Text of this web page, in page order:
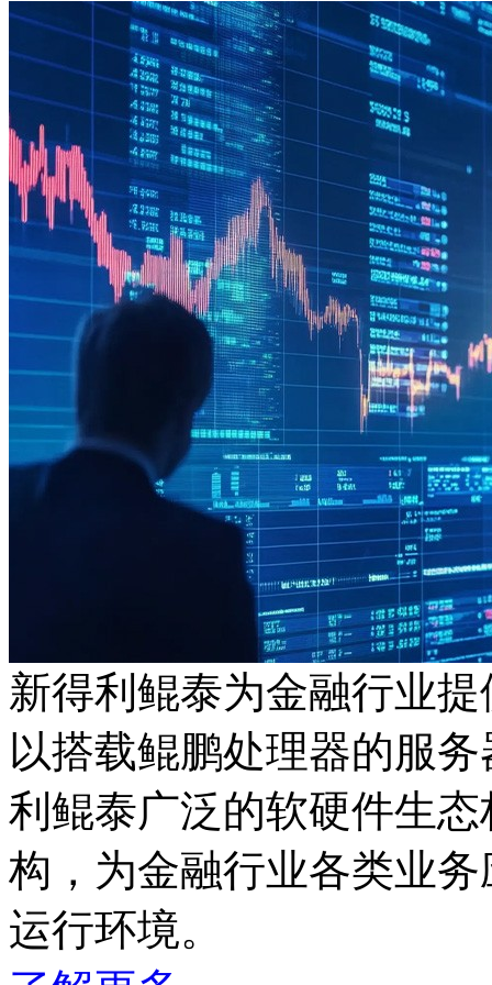
新得利鲲泰为金融行业
以搭载鲲鹏处理器的服务
利鲲泰广泛的软硬件生
构，为金融行业各类业务
运行环境。